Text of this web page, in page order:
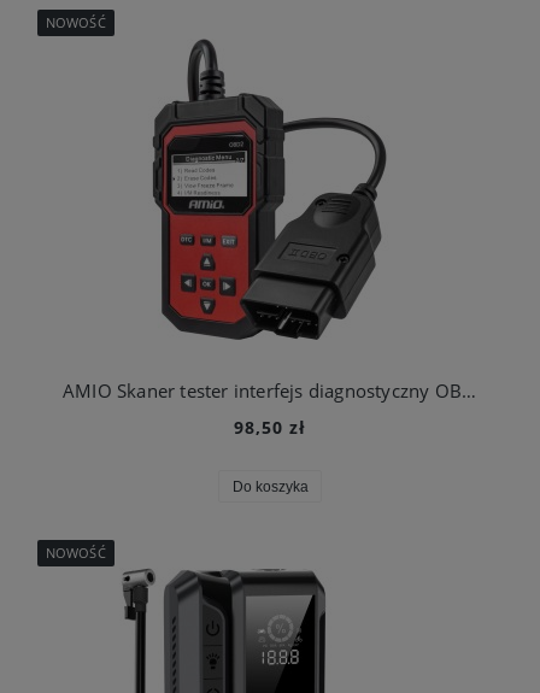
AMIO Skaner tester interfejs diagnostyczny OBD2
98,50 zł
Do koszyka
NOWOŚĆ
NOWOŚĆ